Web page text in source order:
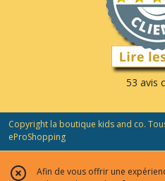
53 avis
Copyright la boutique kids and co.
eProShopping
Afin de vous offrir une